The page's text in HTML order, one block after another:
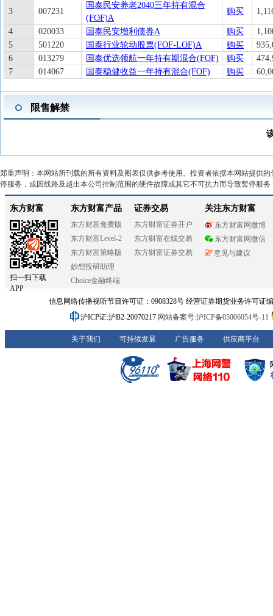
3 007231
国泰民安养老2040三年持有混合
(FOF)A
购买
4 020033 国泰民安增利债券A 购买
5
501220 国泰行业轮动股票(FOF-LOF)A 购买
6
013279 国泰优选领航一年持有期混合(FOF) 购买
7
014067 国泰稳健收益一年持有混合(FOF) 购买
限售解禁
郑重声明：本网站所刊载的所有资料及图表仅供参考使用。投资者依据本网站提供
停服务，或因线路及超出本公司控制范围的硬件故障或其它不可抗力而导致暂停服